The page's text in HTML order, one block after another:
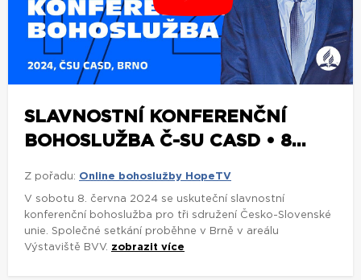
SLAVNOSTNÍ KONFERENČNÍ
BOHOSLUŽBA Č-SU CASD • 8...
Z pořadu: Online bohoslužby HopeTV
V sobotu 8. června 2024 se uskuteční slavnostní
konferenční bohoslužba pro tři sdružení Česko-Slovenské
unie. Společné setkání proběhne v Brně v areálu
Výstaviště BVV. zobrazit více